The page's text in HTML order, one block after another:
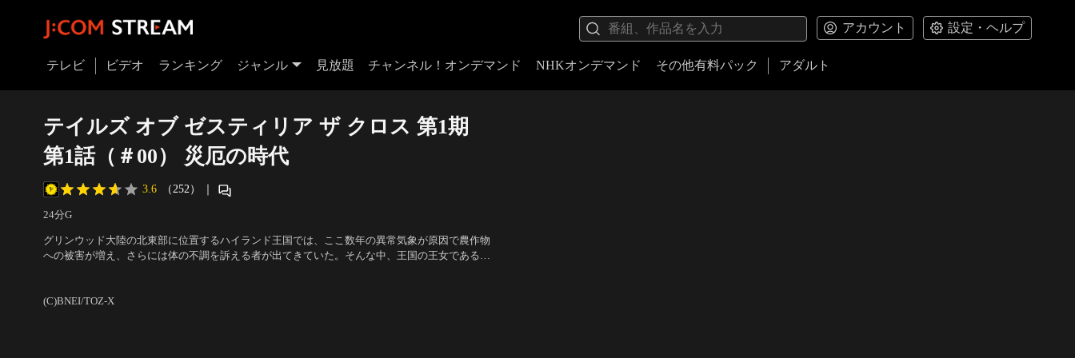
アカウント 設定・ヘルプ
テレビ ビデオ ランキング ジャンル 見放題 チャンネル！オンデマンド NHKオンデマンド その他有料パック アダルト
テイルズ オブ ゼスティリア ザ クロス 第1期
第1話（＃00） 災厄の時代
3.6 （252） ｜
24分G
グリンウッド大陸の北東部に位置するハイランド王国では、ここ数年の異常気象が原因で農作物
への被害が増え、さらには体の不調を訴える者が出てきていた。そんな中、王国の王女であるア
(C)BNEI/TOZ-X